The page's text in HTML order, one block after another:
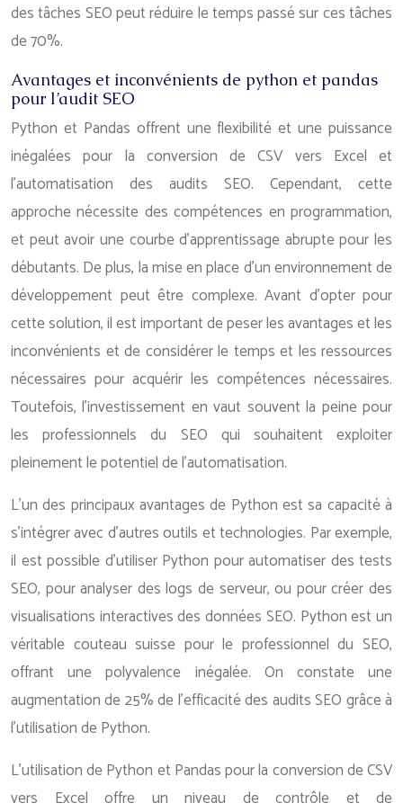
des tâches SEO peut réduire le temps passé sur ces tâches
de 70%.
Avantages et inconvénients de python et pandas
pour l’audit SEO
Python et Pandas offrent une flexibilité et une puissance
inégalées pour la conversion de CSV vers Excel et
l’automatisation des audits SEO. Cependant, cette
approche nécessite des compétences en programmation,
et peut avoir une courbe d’apprentissage abrupte pour les
débutants. De plus, la mise en place d’un environnement de
développement peut être complexe. Avant d’opter pour
cette solution, il est important de peser les avantages et les
inconvénients et de considérer le temps et les ressources
nécessaires pour acquérir les compétences nécessaires.
Toutefois, l’investissement en vaut souvent la peine pour
les professionnels du SEO qui souhaitent exploiter
pleinement le potentiel de l’automatisation.
L’un des principaux avantages de Python est sa capacité à
s’intégrer avec d’autres outils et technologies. Par exemple,
il est possible d’utiliser Python pour automatiser des tests
SEO, pour analyser des logs de serveur, ou pour créer des
visualisations interactives des données SEO. Python est un
véritable couteau suisse pour le professionnel du SEO,
offrant une polyvalence inégalée. On constate une
augmentation de 25% de l’efficacité des audits SEO grâce à
l’utilisation de Python.
L’utilisation de Python et Pandas pour la conversion de CSV
vers Excel offre un niveau de contrôle et de